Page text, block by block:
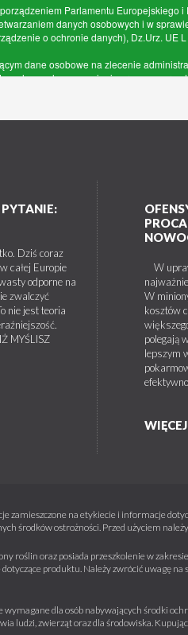
PYTANIE:
Dziś coraz
całej Europie
odporne na
zwalczyć
nie jest teoria
MYŚLISZ
W
W
kosztów
polegają
lepszym
na etykiecie i informacje
środków ostrożności. Przed użyciem
roślin oraz posiada przeszkolenie w
produktu. Należy zwrócić uwagę na
dla osób nabywających środki
ludzi, zwierząt oraz dla środowiska.